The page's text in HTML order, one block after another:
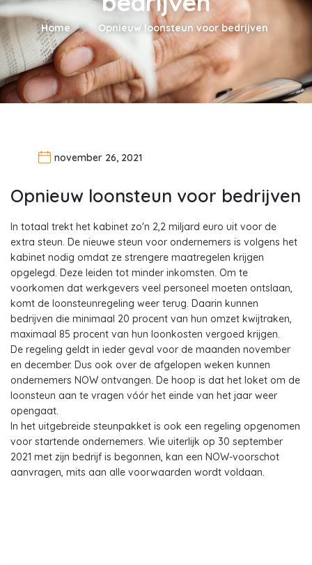
Home Opnieuw loonsteun voor bedrijven
november 26, 2021
Opnieuw loonsteun voor bedrijven
In totaal trekt het kabinet zo'n 2,2 miljard euro uit voor de
extra steun. De nieuwe steun voor ondernemers is volgens het
kabinet nodig omdat ze strengere maatregelen krijgen
opgelegd. Deze leiden tot minder inkomsten. Om te
voorkomen dat werkgevers veel personeel moeten ontslaan,
komt de loonsteunregeling weer terug. Daarin kunnen
bedrijven die minimaal 20 procent van hun omzet kwijtraken,
maximaal 85 procent van hun loonkosten vergoed krijgen.
De regeling geldt in ieder geval voor de maanden november
en december. Dus ook over de afgelopen weken kunnen
ondernemers NOW ontvangen. De hoop is dat het loket om de
loonsteun aan te vragen vóór het einde van het jaar weer
opengaat.
In het uitgebreide steunpakket is ook een regeling opgenomen
voor startende ondernemers. Wie uiterlijk op 30 september
2021 met zijn bedrijf is begonnen, kan een NOW-voorschot
aanvragen, mits aan alle voorwaarden wordt voldaan.